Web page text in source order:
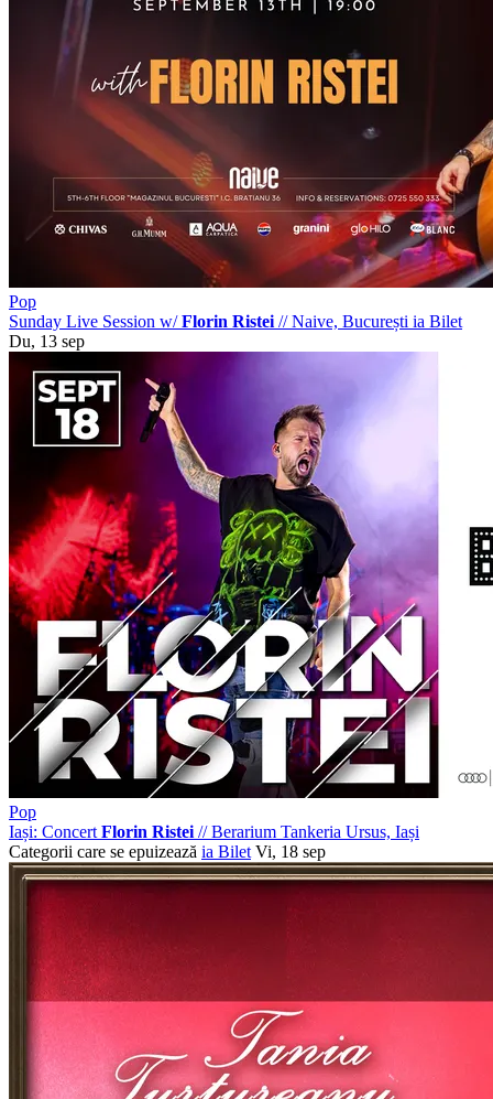
Pop
Sunday Live Session w/Florin Ristei //Naive, București ia Bilet
Du, 13 sep
Pop
Iași: Concert Florin Ristei //Berarium Tankeria Ursus, Iași
Categorii care se epuizează ia Bilet Vi, 18 sep